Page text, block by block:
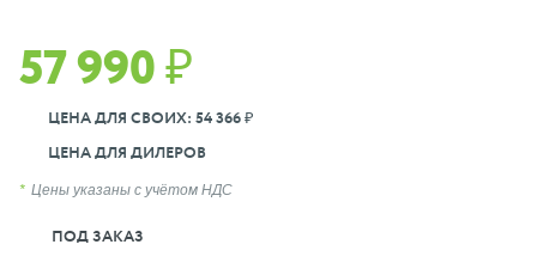
57 990 ₽
ЦЕНА ДЛЯ СВОИХ: 54 366 ₽
ЦЕНА ДЛЯ ДИЛЕРОВ
Цены указаны с учётом НДС
ПОД ЗАКАЗ